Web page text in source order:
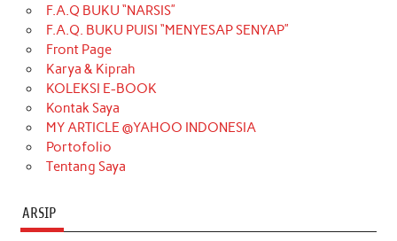
o
o
k
g
r
a
m
k
r
d
e
b
F.A.Q BUKU “NARSIS”
F.A.Q. BUKU PUISI “MENYESAP SENYAP”
Front Page
Karya & Kiprah
KOLEKSI E-BOOK
Kontak Saya
MY ARTICLE @YAHOO INDONESIA
Portofolio
Tentang Saya
ARSIP